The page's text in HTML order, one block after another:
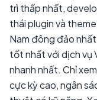
trì thấp nhất,
thái plugin và
Nam đông đảo
tốt nhất với dịch vụ
nhanh nhất. Chỉ
cực kỳ cao, ngân